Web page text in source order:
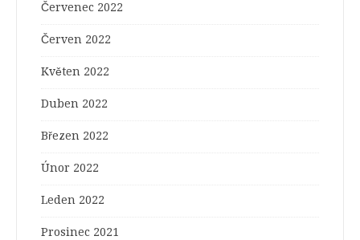
Červenec 2022
Červen 2022
Květen 2022
Duben 2022
Březen 2022
Únor 2022
Leden 2022
Prosinec 2021